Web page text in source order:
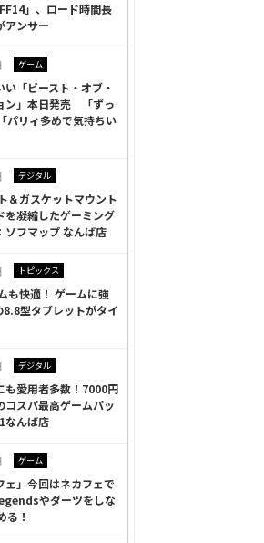
」、ロード時間長
アンサー
ゲーム
い「ビースト・オブ・
ン」本日発売 「ずっ
パリィ多めで気持ちい
デジタル
＆ガスケットマウント
を凝縮したゲーミング
ソフマップ なんば店
トピックス
も快適！ ゲームに強
型タブレットがタイ
デジタル
も愛用者多数！7000円
コスパ最高ゲームパッ
なんば店
ゲーム
ェ」今回はネカフェで
やダーツをしな
る！